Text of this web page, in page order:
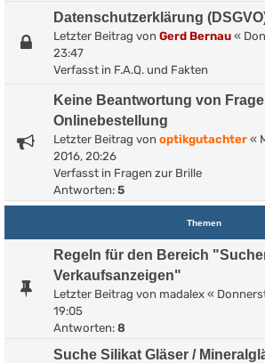
Datenschutzerklärung
Letzter Beitrag von Gerd Bernau «
23:47
Verfasst in F.A.Q. und Fakten
Keine Beantwortung von
Onlinebestellung
Letzter Beitrag von optikgutachter «
2016, 20:26
Verfasst in Fragen zur Brille
Antworten: 5
Themen
Regeln für den Bereich
Verkaufsanzeigen"
Letzter Beitrag von madalex «
19:05
Antworten: 8
Suche Silikat Gläser /